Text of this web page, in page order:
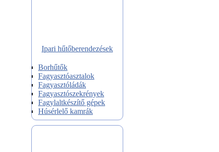
Ipari hűtőberendezések
Borhűtők
Fagyasztóasztalok
Fagyasztóládák
Fagyasztószekrények
Fagylaltkészítő gépek
Húsérlelő kamrák